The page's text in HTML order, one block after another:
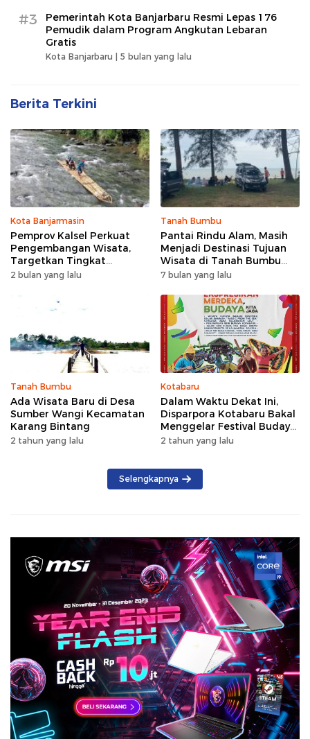
#3
Pemerintah Kota Banjarbaru Resmi Lepas 176
Pemudik dalam Program Angkutan Lebaran
Gratis
Kota Banjarbaru | 5 bulan yang lalu
Berita Terkini
Kota Banjarmasin
Pemprov Kalsel Perkuat
Pengembangan Wisata,
Targetkan Tingkat
Kunjungan Naik 5 Persen di
2 bulan yang lalu
Tanah Bumbu
Pantai Rindu Alam, Masih
Menjadi Destinasi Tujuan
Wisata di Tanah Bumbu
dengan Rindangnya Pohon
7 bulan yang lalu
Tanah Bumbu
Ada Wisata Baru di Desa
Sumber Wangi Kecamatan
Karang Bintang
2 tahun yang lalu
Kotabaru
Dalam Waktu Dekat Ini,
Disparpora Kotabaru Bakal
Menggelar Festival Budaya
Saijaan 2024
2 tahun yang lalu
Selengkapnya